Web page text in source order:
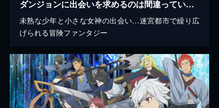
ダンジョンに出会いを求めるのは間違っているだろうか
未熟な少年と小さな女神の出会い…迷宮都市で繰り広
げられる冒険ファンタジー